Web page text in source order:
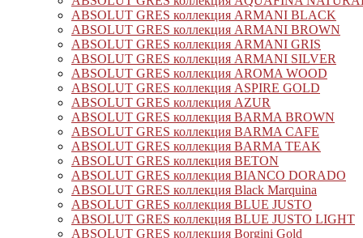
ABSOLUT GRES коллекция ARMANI BLACK
ABSOLUT GRES коллекция ARMANI BROWN
ABSOLUT GRES коллекция ARMANI GRIS
ABSOLUT GRES коллекция ARMANI SILVER
ABSOLUT GRES коллекция AROMA WOOD
ABSOLUT GRES коллекция ASPIRE GOLD
ABSOLUT GRES коллекция AZUR
ABSOLUT GRES коллекция BARMA BROWN
ABSOLUT GRES коллекция BARMA CAFE
ABSOLUT GRES коллекция BARMA TEAK
ABSOLUT GRES коллекция BETON
ABSOLUT GRES коллекция BIANCO DORADO
ABSOLUT GRES коллекция Black Marquina
ABSOLUT GRES коллекция BLUE JUSTO
ABSOLUT GRES коллекция BLUE JUSTO LIGHT
ABSOLUT GRES коллекция Borgini Gold